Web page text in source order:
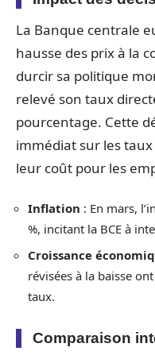
La Banque centrale
hausse des prix à la
durcir sa politique
relevé son taux
pourcentage. Cette
immédiat sur les
leur coût pour les
Inflation : En mars,
%, incitant la BCE à
Croissance
révisées à la baisse
taux.
Comparaison